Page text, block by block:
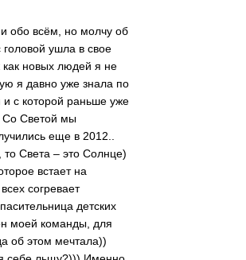
обо всём, но молчу об
ушла в свое
как новых людей я не
я давно уже знала по
с которой раньше уже
Со Светой мы
еще в 2012..
Света – это Солнце)
встает на
согревает
детских
моей команды, для
об этом мечтала))